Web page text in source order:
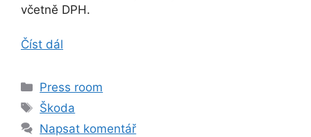
včetně DPH.
Číst dál
Rubriky
Press room
Štítky
Škoda
Napsat komentář